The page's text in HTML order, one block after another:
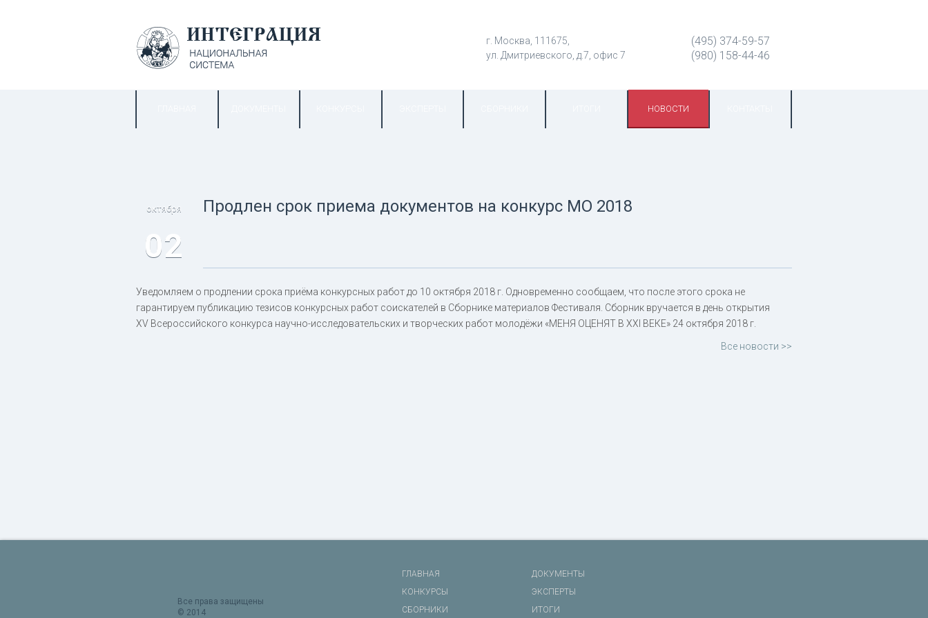
г. Москва, 111675,
ул. Дмитриевского, д.7, офис 7
(495) 374-59-57
(980) 158-44-46
НОВОСТИ
Продлен срок приема документов на конкурс МО 2018
октября
02
Уведомляем о продлении срока приёма конкурсных работ до 10 октября 2018 г. Одновременно сообщаем, что после этого срока не
гарантируем публикацию тезисов конкурсных работ соискателей в Сборнике материалов Фестиваля. Сборник вручается в день открытия
XV Всероссийского конкурса научно-исследовательских и творческих работ молодёжи «МЕНЯ ОЦЕНЯТ В XXI ВЕКЕ» 24 октября 2018 г.
Все новости >>
Все права защищены
© 2014
ГЛАВНАЯ
ДОКУМЕНТЫ
КОНКУРСЫ
ЭКСПЕРТЫ
СБОРНИКИ
ИТОГИ